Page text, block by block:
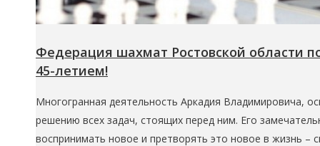
Федерация шахмат Ростовской области
45-летием!
Многогранная деятельность Аркадия Владимировича,
решению всех задач, стоящих перед ним. Его
воспринимать новое и претворять это новое в жизнь –